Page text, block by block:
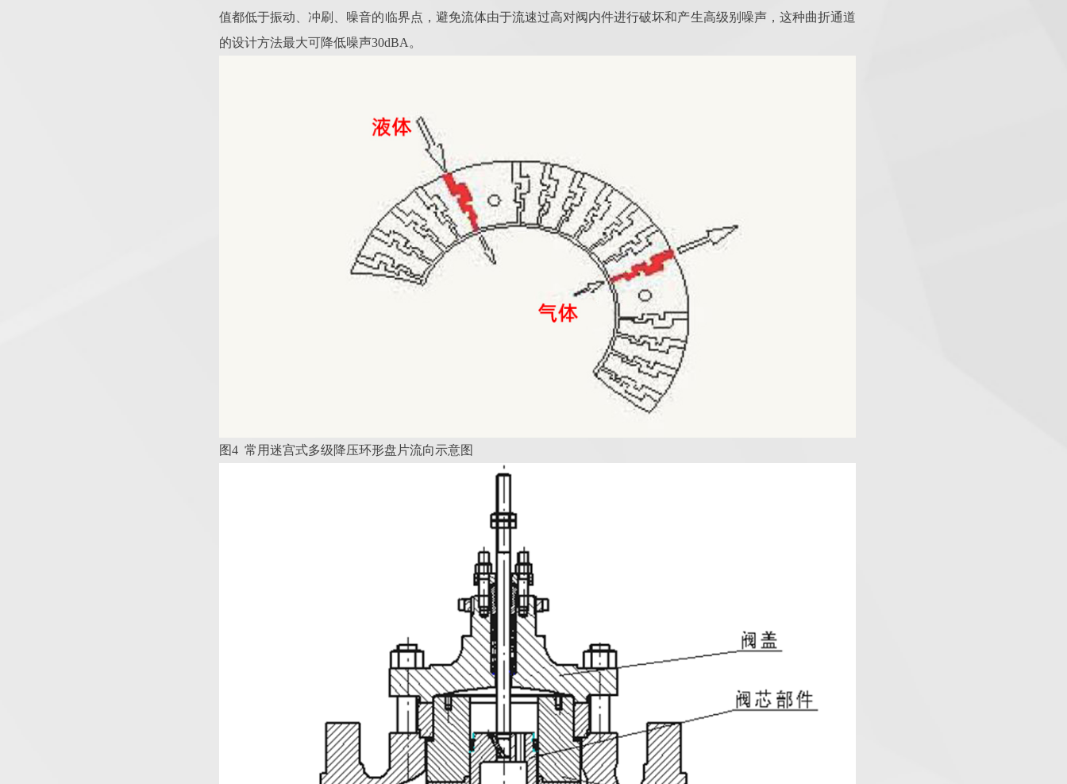
值都低于振动、冲刷、噪音的临界点，避免流体由于流速过高对阀内件进行破坏和产生高级别噪声，这种曲折通道
的设计方法最大可降低噪声30dBA。
图4 常用迷宫式多级降压环形盘片流向示意图